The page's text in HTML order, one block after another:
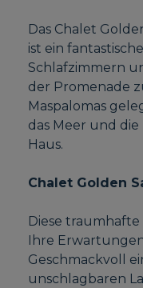
Das Chalet
ist ein
Schlafzimmern
der Promenade
Maspalomas
das Meer und
Haus.
Chalet Golden
Diese
Ihre
Geschmackvoll
unschlagbaren